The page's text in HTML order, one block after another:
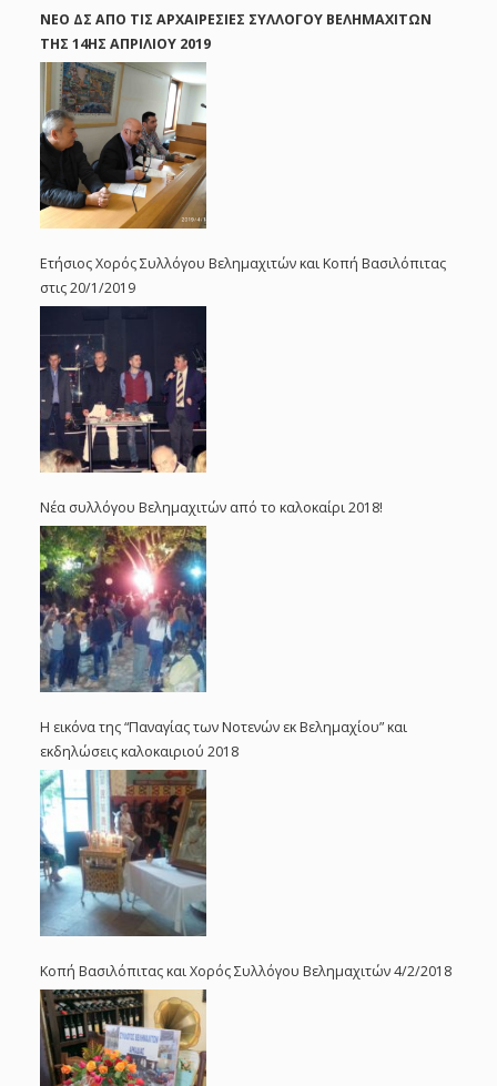
ΝΈΟ ΔΣ ΑΠΟ ΤΙΣ ΑΡΧΑΙΡΕΣΊΕΣ ΣΥΛΛΌΓΟΥ ΒΕΛΗΜΑΧΙΤΏΝ
ΤΗΣ 14ΗΣ ΑΠΡΙΛΊΟΥ 2019
Ετήσιος Χορός Συλλόγου Βελημαχιτών και Κοπή Βασιλόπιτας
στις 20/1/2019
Νέα συλλόγου Βελημαχιτών από το καλοκαίρι 2018!
Η εικόνα της “Παναγίας των Νοτενών εκ Βελημαχίου” και
εκδηλώσεις καλοκαιριού 2018
Κοπή Βασιλόπιτας και Χορός Συλλόγου Βελημαχιτών 4/2/2018